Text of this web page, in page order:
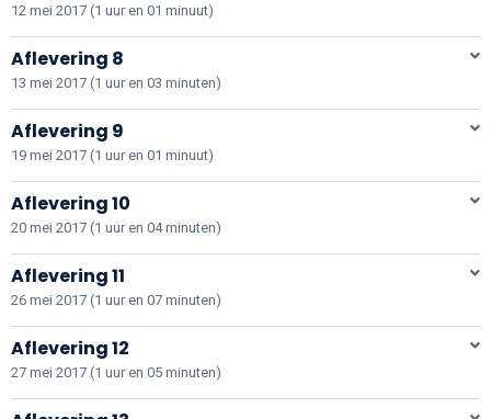
12 mei 2017 (1 uur en 01 minuut)
Aflevering 8
13 mei 2017 (1 uur en 03 minuten)
Aflevering 9
19 mei 2017 (1 uur en 01 minuut)
Aflevering 10
20 mei 2017 (1 uur en 04 minuten)
Aflevering 11
26 mei 2017 (1 uur en 07 minuten)
Aflevering 12
27 mei 2017 (1 uur en 05 minuten)